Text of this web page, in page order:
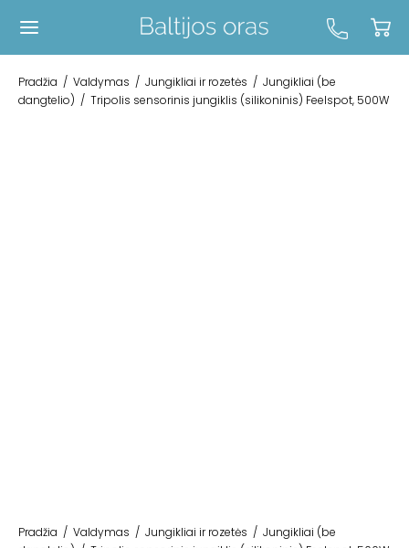
Pradžia / Valdymas / Jungikliai ir rozetės / Jungikliai (be
dangtelio) / Tripolis sensorinis jungiklis (silikoninis) Feelspot, 500W
Pradžia / Valdymas / Jungikliai ir rozetės / Jungikliai (be